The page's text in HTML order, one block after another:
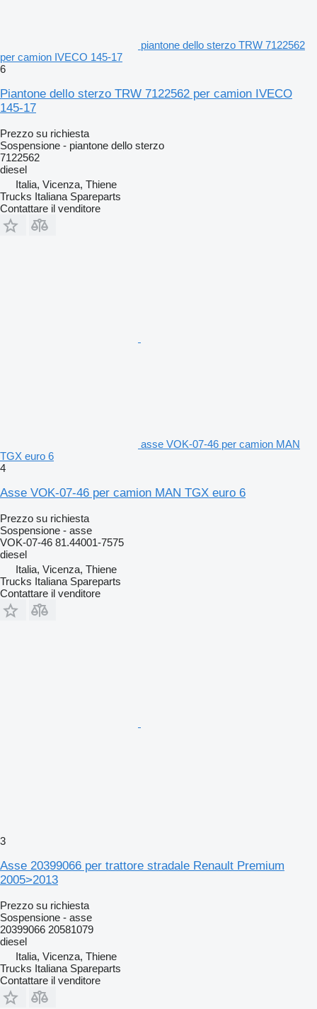
piantone dello sterzo TRW 7122562
per camion IVECO 145-17
6
Piantone dello sterzo TRW 7122562 per camion IVECO
145-17
Prezzo su richiesta
Sospensione - piantone dello sterzo
7122562
diesel
Italia, Vicenza, Thiene
Trucks Italiana Spareparts
Contattare il venditore
asse VOK-07-46 per camion MAN
TGX euro 6
4
Asse VOK-07-46 per camion MAN TGX euro 6
Prezzo su richiesta
Sospensione - asse
VOK-07-46 81.44001-7575
diesel
Italia, Vicenza, Thiene
Trucks Italiana Spareparts
Contattare il venditore
3
Asse 20399066 per trattore stradale Renault Premium
2005>2013
Prezzo su richiesta
Sospensione - asse
20399066 20581079
diesel
Italia, Vicenza, Thiene
Trucks Italiana Spareparts
Contattare il venditore